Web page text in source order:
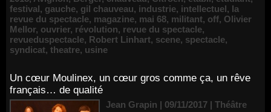
festival, gauche, gil chauveau, industrie, intellectuel, la
revue du spectacle, magazine, mai 68, militant, off, Olivier
Mellor, ouvrier, révolution, revue du spectacle,
revueduspectacle, Robert Linhart, scene, spectacle,
syndicat, theatre, usine
Un cœur Moulinex, un cœur gros comme ça, un rêve
français… de qualité
Jean Grapin | 09/11/2017 | Théâtre